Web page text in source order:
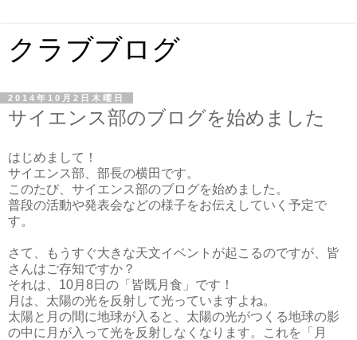
クラブブログ
2014年10月2日木曜日
サイエンス部のブログを始めました
はじめまして！
サイエンス部、部長の横田です。
このたび、サイエンス部のブログを始めました。
普段の活動や発表会などの様子をお伝えしていく予定で
す。
さて、もうすぐ大きな天文イベントが起こるのですが、皆
さんはご存知ですか？
それは、10月8日の「皆既月食」です！
月は、太陽の光を反射して光っていますよね。
太陽と月の間に地球が入ると、太陽の光がつくる地球の影
の中に月が入って光を反射しなくなります。これを「月